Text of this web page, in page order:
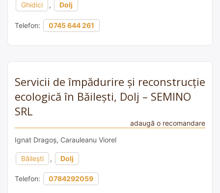
Ghidici , Dolj
Telefon: 0745 644 261
Servicii de împădurire și reconstrucție
ecologică în Băilești, Dolj – SEMINO
SRL
adaugă o recomandare
Ignat Dragoș, Carauleanu Viorel
Băilești , Dolj
Telefon: 0784292059